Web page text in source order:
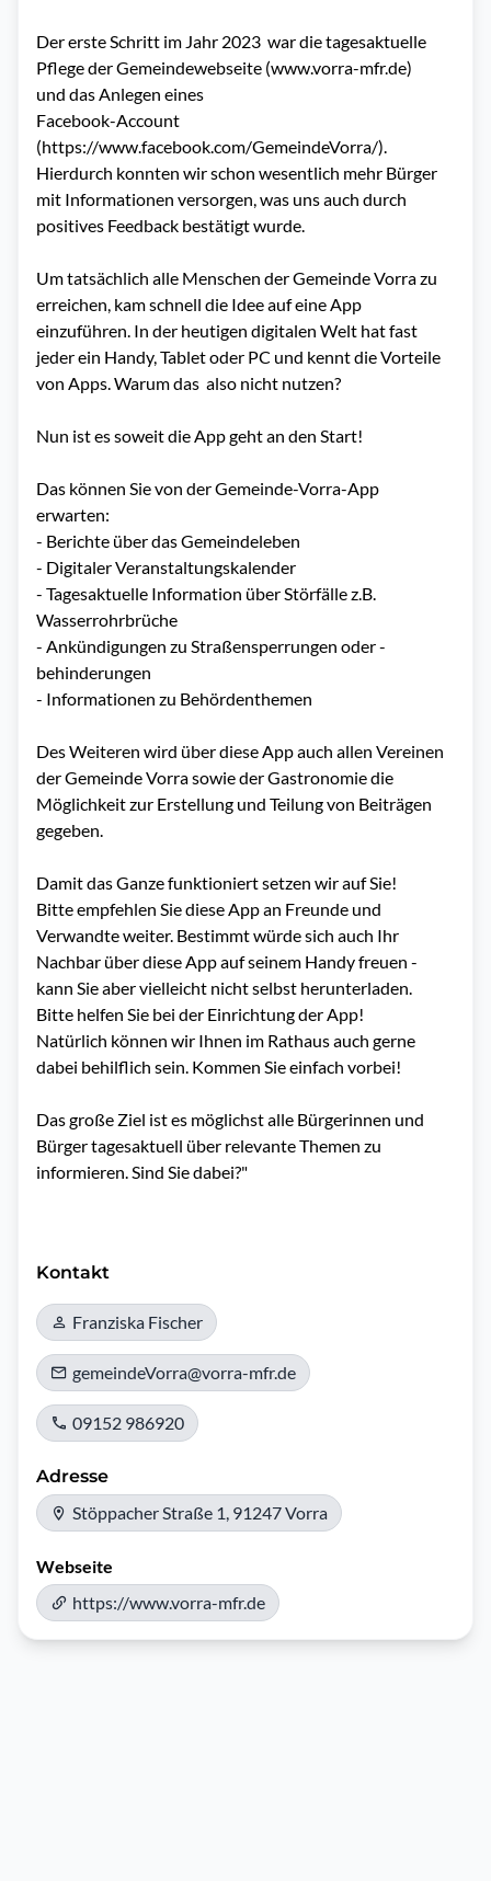
Der erste Schritt im Jahr 2023  war die tagesaktuelle
Pflege der Gemeindewebseite (www.vorra-mfr.de)
und das Anlegen eines
Facebook-Account
(https://www.facebook.com/GemeindeVorra/).
Hierdurch konnten wir schon wesentlich mehr Bürger
mit Informationen versorgen, was uns auch durch
positives Feedback bestätigt wurde.
Um tatsächlich alle Menschen der Gemeinde Vorra zu
erreichen, kam schnell die Idee auf eine App
einzuführen. In der heutigen digitalen Welt hat fast
jeder ein Handy, Tablet oder PC und kennt die Vorteile
von Apps. Warum das  also nicht nutzen?
Nun ist es soweit die App geht an den Start!
Das können Sie von der Gemeinde-Vorra-App
erwarten:
- Berichte über das Gemeindeleben
- Digitaler Veranstaltungskalender
- Tagesaktuelle Information über Störfälle z.B.
Wasserrohrbrüche
- Ankündigungen zu Straßensperrungen oder -
behinderungen
- Informationen zu Behördenthemen
Des Weiteren wird über diese App auch allen Vereinen
der Gemeinde Vorra sowie der Gastronomie die
Möglichkeit zur Erstellung und Teilung von Beiträgen
gegeben.
Damit das Ganze funktioniert setzen wir auf Sie!
Bitte empfehlen Sie diese App an Freunde und
Verwandte weiter. Bestimmt würde sich auch Ihr
Nachbar über diese App auf seinem Handy freuen -
kann Sie aber vielleicht nicht selbst herunterladen.
Bitte helfen Sie bei der Einrichtung der App!
Natürlich können wir Ihnen im Rathaus auch gerne
dabei behilflich sein. Kommen Sie einfach vorbei!
Das große Ziel ist es möglichst alle Bürgerinnen und
Bürger tagesaktuell über relevante Themen zu
informieren. Sind Sie dabei?"
Kontakt
Franziska Fischer
gemeindeVorra@vorra-mfr.de
09152 986920
Adresse
Stöppacher Straße 1, 91247 Vorra
Webseite
https://www.vorra-mfr.de